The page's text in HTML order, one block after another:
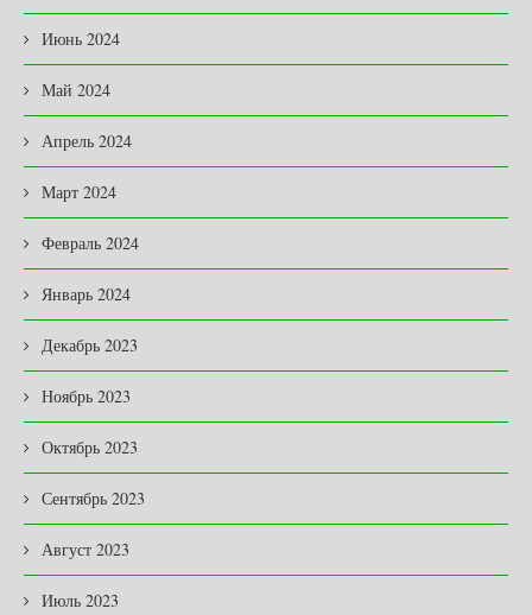
Июнь 2024
Май 2024
Апрель 2024
Март 2024
Февраль 2024
Январь 2024
Декабрь 2023
Ноябрь 2023
Октябрь 2023
Сентябрь 2023
Август 2023
Июль 2023